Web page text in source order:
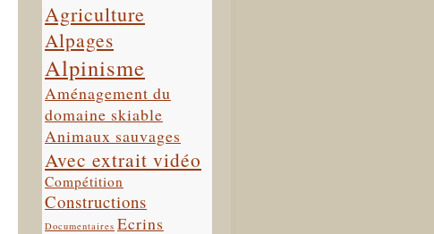
Agriculture
Alpages
Alpinisme
Aménagement du
domaine skiable
Animaux sauvages
Avec extrait vidéo
Compétition
Constructions
Documentaires Ecrins